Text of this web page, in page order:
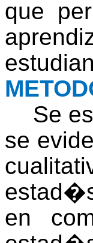
que
Se
se
en